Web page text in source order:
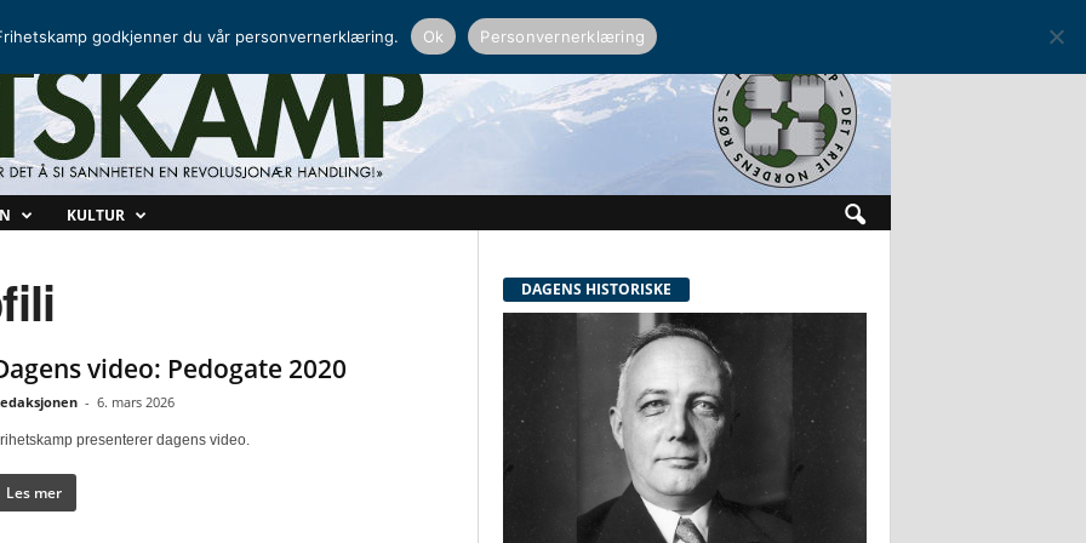
KULTUR
video: Pedogate 2020
- 6. mars 2026
presenterer dagens video.
Les mer
DAGENS HISTORISKE
godkjenner du vår personvernerklæring. Ok Personvernerklæring